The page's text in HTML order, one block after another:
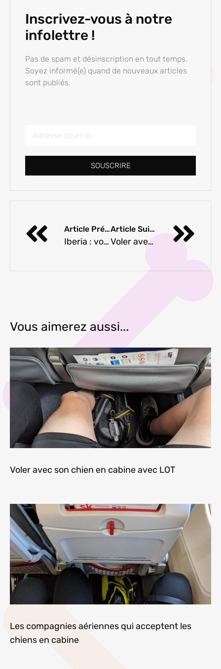
Inscrivez-vous à notre
infolettre !
Pas de spam et désinscription en tout temps.
Soyez informé(e) quand de nouveaux articles
sont publiés.
SOUSCRIRE
Article Précédent
Iberia : voyager avec un chien
Article Suivant
Voler avec son chien en cabine avec LOT
Vous aimerez aussi...
Voler avec son chien en cabine avec LOT
Les compagnies aériennes qui acceptent les
chiens en cabine